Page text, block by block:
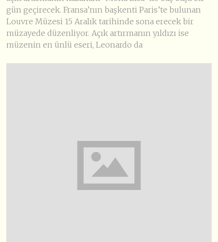
gün geçirecek. Fransa’nın başkenti Paris’te bulunan
Louvre Müzesi 15 Aralık tarihinde sona erecek bir
müzayede düzenliyor. Açık artırmanın yıldızı ise
müzenin en ünlü eseri, Leonardo da